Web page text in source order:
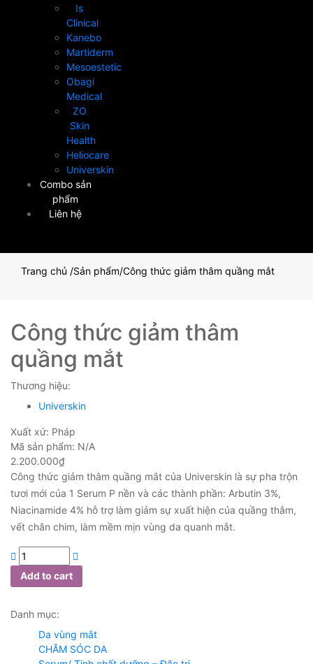
Is
Clinical
Kanebo
Martiderm
Mesoestetic
Obagi
Medical
ZO
Skin
Health
Heliocare
Universkin
Combo sản
phẩm
Liên hệ
Trang chủ /Sản phẩm/Công thức giảm thâm quầng mắt
Công thức giảm thâm
quầng mắt
Thương hiệu:
Universkin
Xuất xứ: Pháp
Mã sản phẩm: N/A
2.200.000₫
Công thức giảm thâm quầng mắt của Universkin là sự pha trộn
tươi mới của 1 Serum P nền và các thành phần: Arbutin 3%,
Niacinamide 4% hỗ trợ làm giảm sự xuất hiện của quầng thâm,
vết chân chim, làm mềm mịn vùng da quanh mắt.
Add to cart
Danh mục:
Da vùng mắt
CHĂM SÓC DA